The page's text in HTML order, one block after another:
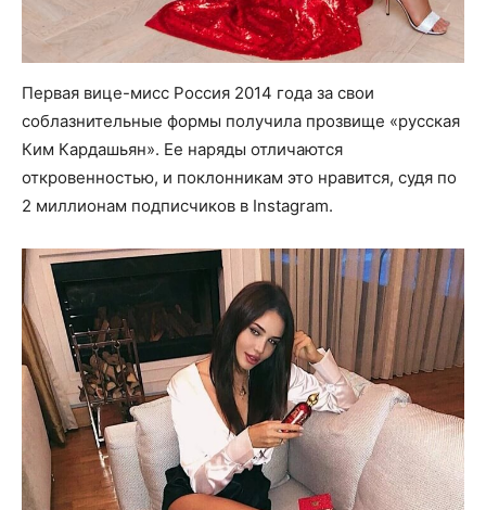
Первая вице-мисс Россия 2014 года за свои
соблазнительные формы получила прозвище «русская
Ким Кардашьян». Ее наряды отличаются
откровенностью, и поклонникам это нравится, судя по
2 миллионам подписчиков в Instagram.